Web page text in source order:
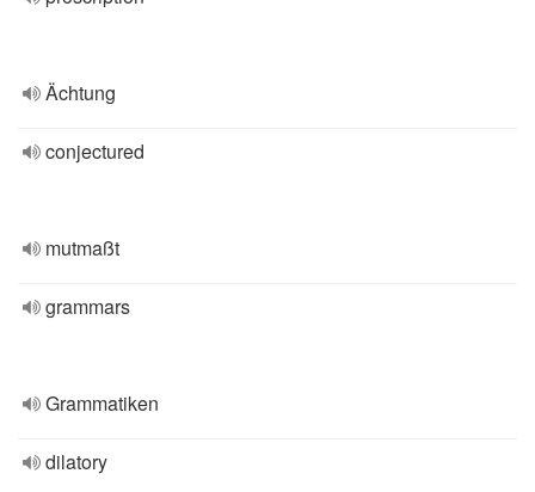
Ächtung
conjectured
mutmaßt
grammars
Grammatiken
dilatory